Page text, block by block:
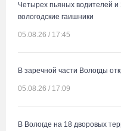
Четырех пьяных водителей и
вологодские гаишники
05.08.26 / 17:45
В заречной части Вологды
05.08.26 / 17:09
В Вологде на 18 дворовых